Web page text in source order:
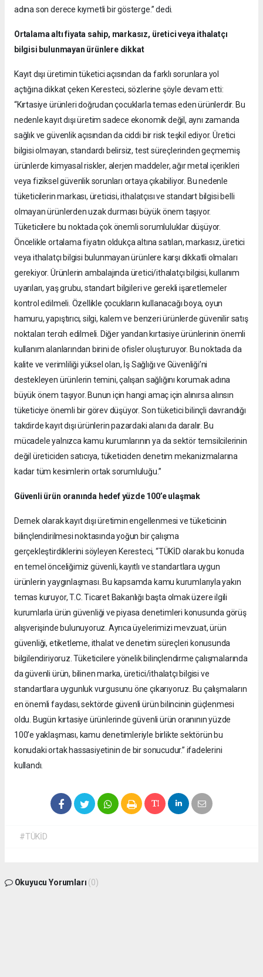
adına son derece kıymetli bir gösterge.” dedi.
Ortalama altı fiyata sahip, markasız, üretici veya ithalatçı
bilgisi bulunmayan ürünlere dikkat
Kayıt dışı üretimin tüketici açısından da farklı sorunlara yol
açtığına dikkat çeken Keresteci, sözlerine şöyle devam etti:
“Kırtasiye ürünleri doğrudan çocuklarla temas eden ürünlerdir. Bu
nedenle kayıt dışı üretim sadece ekonomik değil, aynı zamanda
sağlık ve güvenlik açısından da ciddi bir risk teşkil ediyor. Üretici
bilgisi olmayan, standardı belirsiz, test süreçlerinden geçmemiş
ürünlerde kimyasal riskler, alerjen maddeler, ağır metal içerikleri
veya fiziksel güvenlik sorunları ortaya çıkabiliyor. Bu nedenle
tüketicilerin markası, üreticisi, ithalatçısı ve standart bilgisi belli
olmayan ürünlerden uzak durması büyük önem taşıyor.
Tüketicilere bu noktada çok önemli sorumluluklar düşüyor.
Öncelikle ortalama fiyatın oldukça altına satılan, markasız, üretici
veya ithalatçı bilgisi bulunmayan ürünlere karşı dikkatli olmaları
gerekiyor. Ürünlerin ambalajında üretici/ithalatçı bilgisi, kullanım
uyarıları, yaş grubu, standart bilgileri ve gerekli işaretlemeler
kontrol edilmeli. Özellikle çocukların kullanacağı boya, oyun
hamuru, yapıştırıcı, silgi, kalem ve benzeri ürünlerde güvenilir satış
noktaları tercih edilmeli. Diğer yandan kırtasiye ürünlerinin önemli
kullanım alanlarından birini de ofisler oluşturuyor. Bu noktada da
kalite ve verimliliği yüksel olan, İş Sağlığı ve Güvenliği’ni
destekleyen ürünlerin temini, çalışan sağlığını korumak adına
büyük önem taşıyor. Bunun için hangi amaç için alınırsa alınsın
tüketiciye önemli bir görev düşüyor. Son tüketici bilinçli davrandığı
takdirde kayıt dışı ürünlerin pazardaki alanı da daralır. Bu
mücadele yalnızca kamu kurumlarının ya da sektör temsilcilerinin
değil üreticiden satıcıya, tüketiciden denetim mekanizmalarına
kadar tüm kesimlerin ortak sorumluluğu.”
Güvenli ürün oranında hedef yüzde 100’e ulaşmak
Dernek olarak kayıt dışı üretimin engellenmesi ve tüketicinin
bilinçlendirilmesi noktasında yoğun bir çalışma
gerçekleştirdiklerini söyleyen Keresteci, “TÜKİD olarak bu konuda
en temel önceliğimiz güvenli, kayıtlı ve standartlara uygun
ürünlerin yaygınlaşması. Bu kapsamda kamu kurumlarıyla yakın
temas kuruyor, T.C. Ticaret Bakanlığı başta olmak üzere ilgili
kurumlarla ürün güvenliği ve piyasa denetimleri konusunda görüş
alışverişinde bulunuyoruz. Ayrıca üyelerimizi mevzuat, ürün
güvenliği, etiketleme, ithalat ve denetim süreçleri konusunda
bilgilendiriyoruz. Tüketicilere yönelik bilinçlendirme çalışmalarında
da güvenli ürün, bilinen marka, üretici/ithalatçı bilgisi ve
standartlara uygunluk vurgusunu öne çıkarıyoruz. Bu çalışmaların
en önemli faydası, sektörde güvenli ürün bilincinin güçlenmesi
oldu. Bugün kırtasiye ürünlerinde güvenli ürün oranının yüzde
100’e yaklaşması, kamu denetimleriyle birlikte sektörün bu
konudaki ortak hassasiyetinin de bir sonucudur.” ifadelerini
kullandı.
#TÜKİD
Okuyucu Yorumları (0)